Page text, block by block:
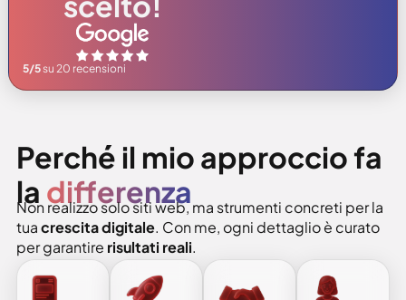
5/5su 20 recensioni
Perché il mio approccio fa
la differenza
Non realizzo solo siti web, ma strumenti concreti per la
tuacrescita digitale. Con me, ogni dettaglio è curato
per garantire risultati reali.